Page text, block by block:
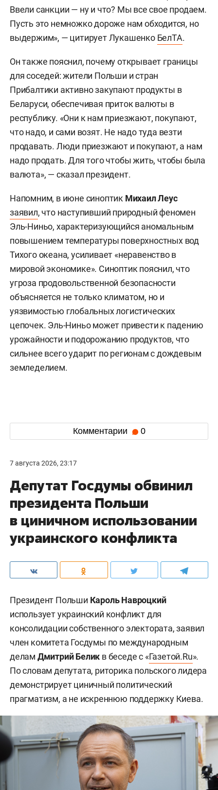
Ввели санкции — ну и что? Мы все свое продаем.
Пусть это немножко дороже нам обходится, но
выдержим», — цитирует Лукашенко БелТА.
Он также пояснил, почему открывает границы
для соседей: жители Польши и стран
Прибалтики активно закупают продукты в
Беларуси, обеспечивая приток валюты в
республику. «Они к нам приезжают, покупают,
что надо, и сами возят. Не надо туда везти
продавать. Люди приезжают и покупают, а нам
надо продать. Для того чтобы жить, чтобы была
валюта», — сказал президент.
Напомним, в июне синоптик Михаил Леус
заявил, что наступивший природный феномен
Эль-Ниньо, характеризующийся аномальным
повышением температуры поверхностных вод
Тихого океана, усиливает «неравенство в
мировой экономике». Синоптик пояснил, что
угроза продовольственной безопасности
объясняется не только климатом, но и
уязвимостью глобальных логистических
цепочек. Эль-Ниньо может привести к падению
урожайности и подорожанию продуктов, что
сильнее всего ударит по регионам с дождевым
земледелием.
Комментарии 0
7 августа 2026, 23:17
Депутат Госдумы обвинил
президента Польши
в циничном использовании
украинского конфликта
Президент Польши Кароль Навроцкий
использует украинский конфликт для
консолидации собственного электората, заявил
член комитета Госдумы по международным
делам Дмитрий Белик в беседе с «Газетой.Ru».
По словам депутата, риторика польского лидера
демонстрирует циничный политический
прагматизм, а не искреннюю поддержку Киева.